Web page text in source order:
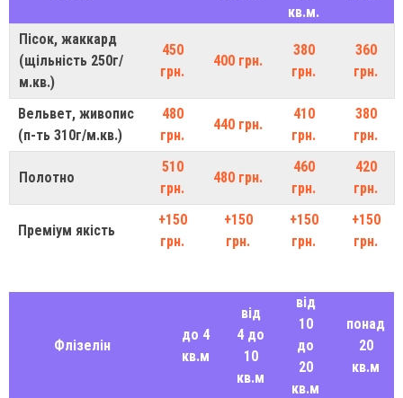
кв.м.
Пісок, жаккард
(щільність 250г/
м.кв.)
450
грн.
400 грн.
380
грн.
360
грн.
Вельвет, живопис
(п-ть 310г/м.кв.)
480
грн.
440 грн.
410
грн.
380
грн.
Полотно
510
грн.
480 грн.
460
грн.
420
грн.
Преміум якість
+150
грн.
+150
грн.
+150
грн.
+150
грн.
Флізелін
до 4
кв.м
від
4 до
10
кв.м
від
10
до
20
кв.м
понад
20
кв.м